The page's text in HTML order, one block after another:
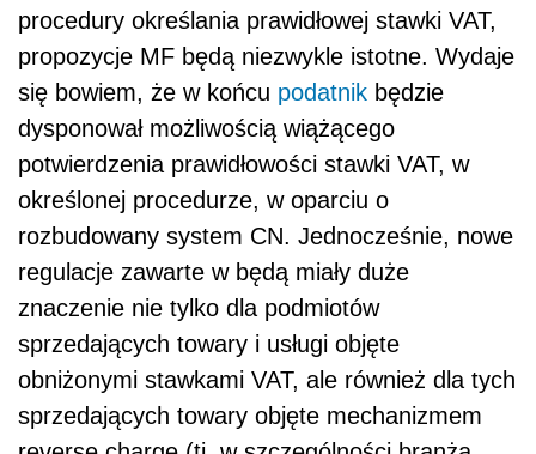
procedury określania prawidłowej stawki VAT,
propozycje MF będą niezwykle istotne. Wydaje
się bowiem, że w końcu podatnik będzie
dysponował możliwością wiążącego
potwierdzenia prawidłowości stawki VAT, w
określonej procedurze, w oparciu o
rozbudowany system CN. Jednocześnie, nowe
regulacje zawarte w będą miały duże
znaczenie nie tylko dla podmiotów
sprzedających towary i usługi objęte
obniżonymi stawkami VAT, ale również dla tych
sprzedających towary objęte mechanizmem